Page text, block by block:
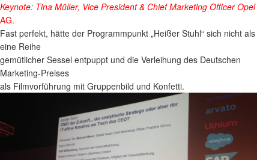
Keynote: Tina Müller, Vice President & Chief Marketing Officer Opel
AG.
Fast perfekt, hätte der Programmpunkt „Heißer Stuhl“ sich nicht als
eine Reihe
gemütlicher Sessel entpuppt und die Verleihung des Deutschen
Marketing-Preises
als Filmvorführung mit Gruppenbild und Konfetti.